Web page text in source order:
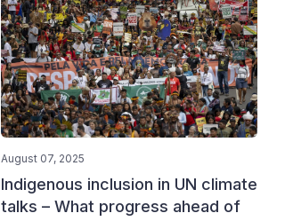
August 07, 2025
Indigenous inclusion in UN climate
talks – What progress ahead of